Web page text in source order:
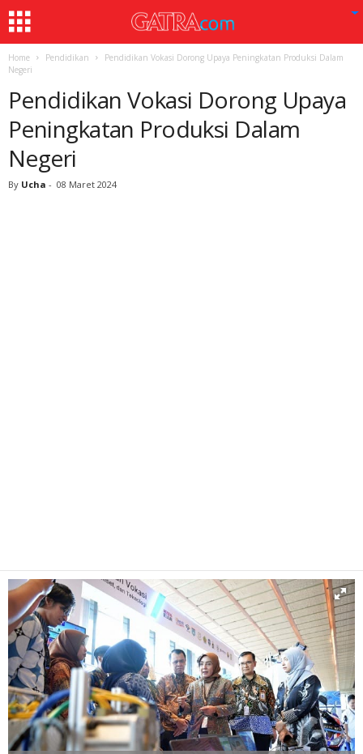
Home Pendidikan
Pendidikan Vokasi Dorong Upaya Peningkatan Produksi Dalam
Negeri
Pendidikan Vokasi Dorong Upaya
Peningkatan Produksi Dalam
Negeri
By Ucha - 08 Maret 2024